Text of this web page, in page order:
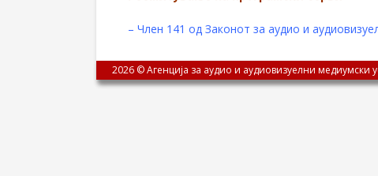
– Член 141 од Законот за аудио и
2026 © Агенција за аудио и аудиовизуелни медиумски